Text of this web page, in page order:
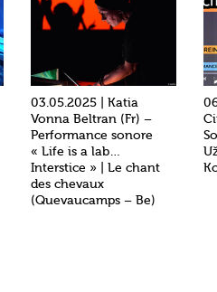
03.05.2025 | Katia
Vonna Beltran (Fr) –
Performance sonore
« Life is a lab…
Interstice » | Le chant
des chevaux
(Quevaucamps – Be)